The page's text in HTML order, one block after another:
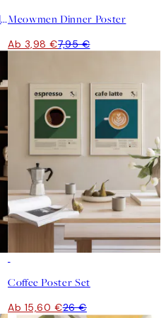
Paul Ranson - Tiger in the Jungle PosterMeowmen Dinner Poster
Ab 3,98 €7,95 €
Coffee Poster Set
Ab 15,60 €26 €